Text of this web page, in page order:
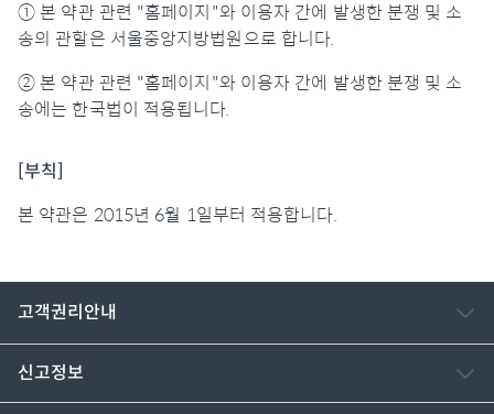
① 본 약관 관련 "홈페이지"와 이용자 간에 발생한 분쟁 및 소
송의 관할은 서울중앙지방법원으로 합니다.
② 본 약관 관련 "홈페이지"와 이용자 간에 발생한 분쟁 및 소
송에는 한국법이 적용됩니다.
[부칙]
본 약관은 2015년 6월 1일부터 적용합니다.
고객권리안내
신고정보